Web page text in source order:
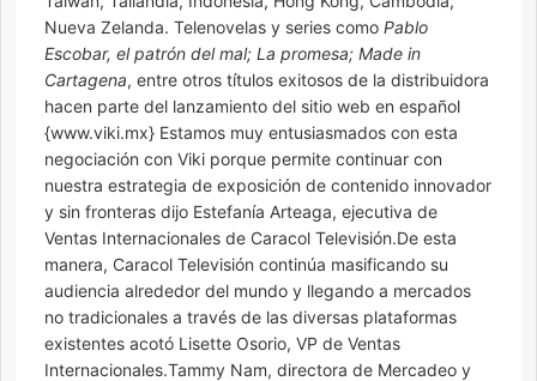
Nueva Zelanda. Telenovelas y series como Pablo
Escobar, el patrón del mal; La promesa; Made in
Cartagena, entre otros títulos exitosos de la distribuidora
hacen parte del lanzamiento del sitio web en español
{www.viki.mx} Estamos muy entusiasmados con esta
negociación con Viki porque permite continuar con
nuestra estrategia de exposición de contenido innovador
y sin fronteras dijo Estefanía Arteaga, ejecutiva de
Ventas Internacionales de Caracol Televisión.De esta
manera, Caracol Televisión continúa masificando su
audiencia alrededor del mundo y llegando a mercados
no tradicionales a través de las diversas plataformas
existentes acotó Lisette Osorio, VP de Ventas
Internacionales.Tammy Nam, directora de Mercadeo y